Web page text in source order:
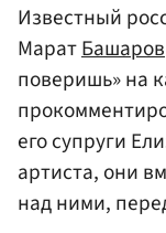
Известный
МаратБашаров
поверишь» на
его супруги
артиста, они
над ними,